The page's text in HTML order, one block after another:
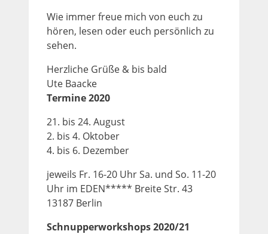
Wie immer freue mich von euch zu
hören, lesen oder euch persönlich zu
sehen.
Herzliche Grüße & bis bald
Ute Baacke
Termine 2020
21. bis 24. August
2. bis 4. Oktober
4. bis 6. Dezember
jeweils Fr. 16-20 Uhr Sa. und So. 11-20
Uhr im EDEN***** Breite Str. 43
13187 Berlin
Schnupperworkshops 2020/21